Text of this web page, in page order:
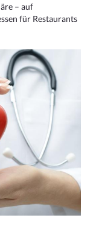
– auf
für Restaurants